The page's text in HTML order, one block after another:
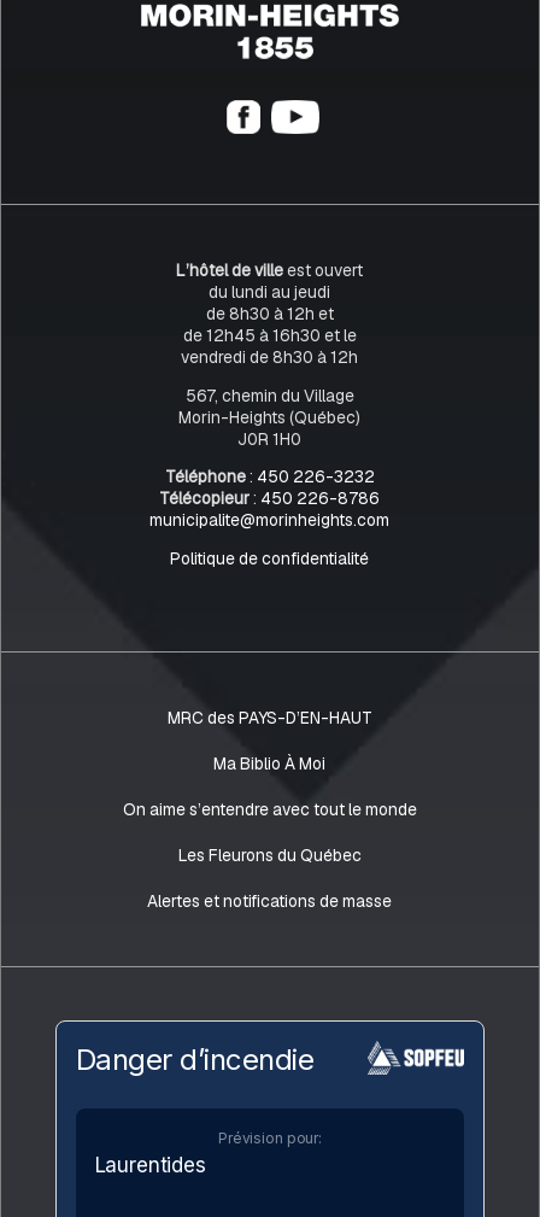
L’hôtel de villeest ouvert
du lundi au jeudi
de 8h30 à 12h et
de 12h45 à 16h30 et le
vendredi de 8h30 à 12h
567, chemin du Village
Morin-Heights (Québec)
J0R 1H0
Téléphone: 450 226-3232
Télécopieur: 450 226-8786
municipalite@morinheights.com
Politique de confidentialité
MRC des PAYS-D’EN-HAUT
Ma Biblio À Moi
On aime s’entendre avec tout le monde
Les Fleurons du Québec
Alertes et notifications de masse
Danger d’incendie
Prévision pour:
Laurentides